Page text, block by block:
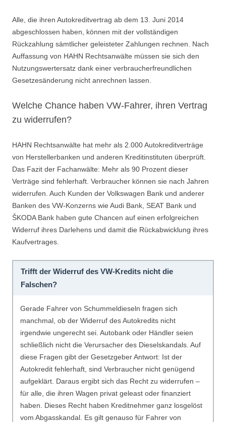
Alle, die ihren Autokreditvertrag ab dem 13. Juni 2014
abgeschlossen haben, können mit der vollständigen
Rückzahlung sämtlicher geleisteter Zahlungen rechnen. Nach
Auffassung von HAHN Rechtsanwälte müssen sie sich den
Nutzungswertersatz dank einer verbraucherfreundlichen
Gesetzesänderung nicht anrechnen lassen.
Welche Chance haben VW-Fahrer, ihren Vertrag
zu widerrufen?
HAHN Rechtsanwälte hat mehr als 2.000 Autokreditverträge
von Herstellerbanken und anderen Kreditinstituten überprüft.
Das Fazit der Fachanwälte: Mehr als 90 Prozent dieser
Verträge sind fehlerhaft. Verbraucher können sie nach Jahren
widerrufen. Auch Kunden der Volkswagen Bank und anderer
Banken des VW-Konzerns wie Audi Bank, SEAT Bank und
ŠKODA Bank haben gute Chancen auf einen erfolgreichen
Widerruf ihres Darlehens und damit die Rückabwicklung ihres
Kaufvertrages.
Trifft der Widerruf des VW-Kredits nicht die
Falschen?
Gerade Fahrer von Schummeldieseln fragen sich
manchmal, ob der Widerruf des Autokredits nicht
irgendwie ungerecht sei. Autobank oder Händler seien
schließlich nicht die Verursacher des Dieselskandals. Auf
diese Fragen gibt der Gesetzgeber Antwort: Ist der
Autokredit fehlerhaft, sind Verbraucher nicht genügend
aufgeklärt. Daraus ergibt sich das Recht zu widerrufen –
für alle, die ihren Wagen privat geleast oder finanziert
haben. Dieses Recht haben Kreditnehmer ganz losgelöst
vom Abgasskandal. Es gilt genauso für Fahrer von